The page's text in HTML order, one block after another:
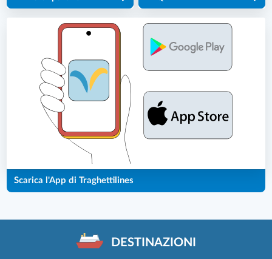
Scarica l'App di Traghettilines
DESTINAZIONI